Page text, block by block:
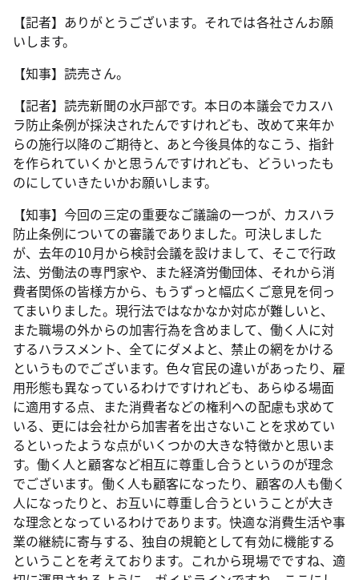
【記者】ありがとうございます。それでは各社さんお願
いします。
【知事】読売さん。
【記者】読売新聞の水戸部です。本日の本議会でカスハ
ラ防止条例が採決されたんですけれども、改めて来年か
らの施行以降のご期待と、あと今後具体的なこう、指針
を作られていくかと思うんですけれども、どういったも
のにしていきたいかお願いします。
【知事】今回の三定の重要なご議論の一つが、カスハラ
防止条例についての審議でありました。可決しました
が、去年の10月から検討会議を設けまして、そこで行政
法、労働法の専門家や、また経済労働団体、それから消
費者関係の皆様方から、もうずっと幅広くご意見を伺っ
てまいりました。現行法ではなかなか対応が難しいと、
また職場の外からの加害行為を含めまして、働く人に対
するハラスメント、全てにダメよと、禁止の網をかける
というものでございます。色々官民の違いがあったり、雇
用形態も異なっているわけですけれども、あらゆる場面
に適用する点、また消費者などの権利への配慮も求めて
いる、更には会社から加害者を出さないことを求めてい
るといったような点がいくつかの大きな特徴かと思いま
す。働く人と顧客など相互に尊重し合うというのが理念
でございます。働く人も顧客になったり、顧客の人も働く
人になったりと、お互いに尊重し合うということが大き
な理念となっているわけであります。快適な消費生活や事
業の継続に寄与する、独自の規範として有効に機能する
ということを考えております。これから現場でですね、適